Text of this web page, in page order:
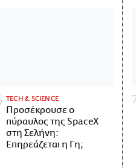
ΤECH & SCIENCE
Προσέκρουσε ο
πύραυλος της SpaceX
στη Σελήνη:
Επηρεάζεται η Γη;